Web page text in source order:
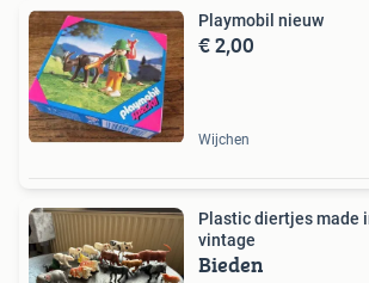
Playmobil nieuw
€ 2,00
Wijchen
Plastic diertjes made
vintage
Bieden